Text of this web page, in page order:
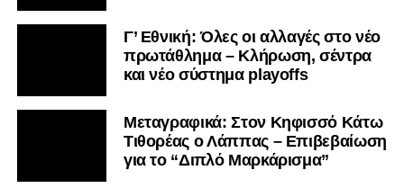
Γ’ Εθνική: Όλες οι αλλαγές στο νέο
πρωτάθλημα – Κλήρωση, σέντρα
και νέο σύστημα playoffs
Μεταγραφικά: Στον Κηφισσό Κάτω
Τιθορέας ο Λάππας – Επιβεβαίωση
για το “Διπλό Μαρκάρισμα”